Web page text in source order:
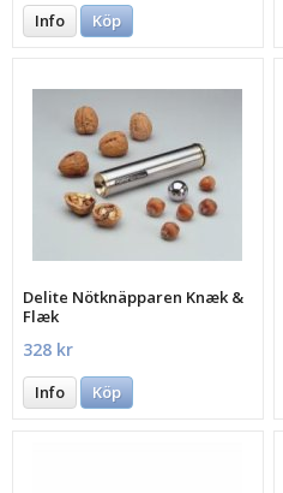
Info Köp
Delite Nötknäpparen Knæk &
Flæk
328 kr
Info Köp